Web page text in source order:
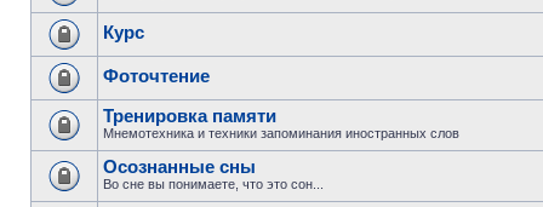
Курс
Фоточтение
Тренировка памяти
Мнемотехника и техники запоминания иностранных слов
Осознанные сны
Во сне вы понимаете, что это сон...